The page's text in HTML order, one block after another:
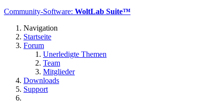
Community-Software: WoltLab Suite™
Navigation
Startseite
Forum
Unerledigte Themen
Team
Mitglieder
Downloads
Support